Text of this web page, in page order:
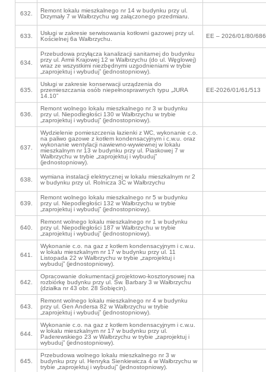
632.
Remont lokalu mieszkalnego nr 14 w budynku przy ul.
Drzymały 7 w Wałbrzychu wg załączonego przedmiaru.
633.
Usługi w zakresie serwisowania kotłowni gazowej przy ul.
Kościelnej 6a Wałbrzychu.
EE – 2026/01/80/686
634.
Przebudowa przyłącza kanalizacji sanitarnej do budynku
przy ul. Armii Krajowej 12 w Wałbrzychu (do ul. Węglowej)
wraz ze wszystkimi niezbędnymi uzgodnieniami w trybie
„zaprojektuj i wybuduj” (jednostopniowy).
635.
Usługi w zakresie konserwacji urządzenia do
przemieszczania osób niepełnosprawnych typu „JURA
14.10”
EE-2026/01/61/513
636.
Remont wolnego lokalu mieszkalnego nr 3 w budynku
przy ul. Niepodległości 130 w Wałbrzychu w trybie
„zaprojektuj i wybuduj” (jednostopniowy).
637.
Wydzielenie pomieszczenia łazienki z WC, wykonanie c.o.
na paliwo gazowe z kotłem kondensacyjnym i c.w.u. oraz
wykonanie wentylacji nawiewno-wywiewnej w lokalu
mieszkalnym nr 13 w budynku przy ul. Piaskowej 7 w
Wałbrzychu w trybie „zaprojektuj i wybuduj”
(jednostopniowy).
638.
wymiana instalacji elektrycznej w lokalu mieszkalnym nr 2
w budynku przy ul. Rolnicza 3C w Wałbrzychu
639.
Remont wolnego lokalu mieszkalnego nr 5 w budynku
przy ul. Niepodległości 132 w Wałbrzychu w trybie
„zaprojektuj i wybuduj” (jednostopniowy).
640.
Remont wolnego lokalu mieszkalnego nr 1 w budynku
przy ul. Niepodległości 187 w Wałbrzychu w trybie
„zaprojektuj i wybuduj” (jednostopniowy).
641.
Wykonanie c.o. na gaz z kotłem kondensacyjnym i c.w.u.
w lokalu mieszkalnym nr 17 w budynku przy ul. 11
Listopada 22 w Wałbrzychu w trybie „zaprojektuj i
wybuduj” (jednostopniowy).
642.
Opracowanie dokumentacji projektowo-kosztorysowej na
rozbiórkę budynku przy ul. Św. Barbary 3 w Wałbrzychu
(działka nr 43 obr. 28 Sobięcin).
643.
Remont wolnego lokalu mieszkalnego nr 4 w budynku
przy ul. Gen Andersa 82 w Wałbrzychu w trybie
„zaprojektuj i wybuduj” (jednostopniowy).
644.
Wykonanie c.o. na gaz z kotłem kondensacyjnym i c.w.u.
w lokalu mieszkalnym nr 17 w budynku przy ul.
Paderewskiego 23 w Wałbrzychu w trybie „zaprojektuj i
wybuduj” (jednostopniowy).
645.
Przebudowa wolnego lokalu mieszkalnego nr 3 w
budynku przy ul. Henryka Sienkiewicza 4 w Wałbrzychu w
trybie „zaprojektuj i wybuduj” (jednostopniowy).